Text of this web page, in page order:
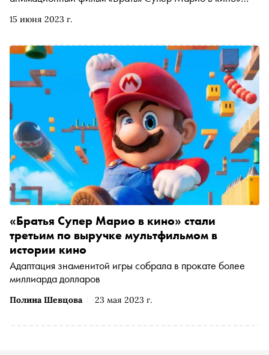
15 июня 2023 г.
истории. Узнать больше о культовой игре и ее
Mario. Как Nintendo покорила мир» издательства
«Бомбора». «Сноб» публикует отрывок
Полина Шевцова 23 мая 2023 г.
«Братья Супер Марио в кино» стали
третьим по выручке мультфильмом в
истории кино
Адаптация знаменитой игры собрала в прокате более
миллиарда долларов